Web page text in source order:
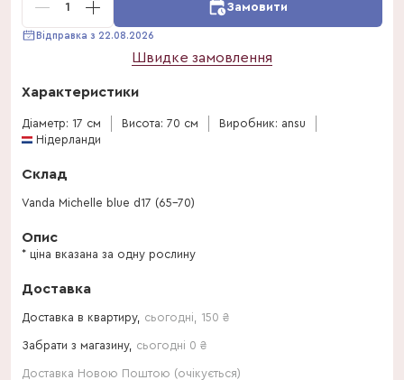
1 Замовити
Відправка з 22.08.2026
Швидке замовлення
Характеристики
Діаметр: 17 см Висота: 70 см
Виробник: ansu
Нідерланди
Склад
Vanda Michelle blue d17 (65-70)
Опис
* ціна вказана за одну рослину
Доставка
Доставка в квартиру, сьогодні 150 ₴
Забрати з магазину, сьогодні 0 ₴
Доставка Новою Поштою (очікується)